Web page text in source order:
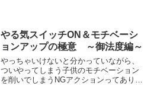
「僕らの戦略受験」...
やる気スイッチON＆モチベーシ
ョンアップの極意 ～御法度編～
やっちゃいけないと分かっていながら、
ついやってしまう子供のモチベーション
を削いでしまうNGアクションってありま